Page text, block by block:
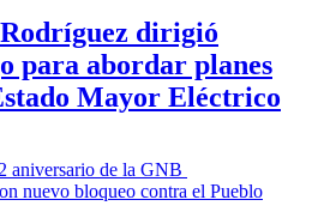
dirigió
para abordar planes
Mayor Eléctrico
aniversario de la GNB
nuevo bloqueo contra el Pueblo